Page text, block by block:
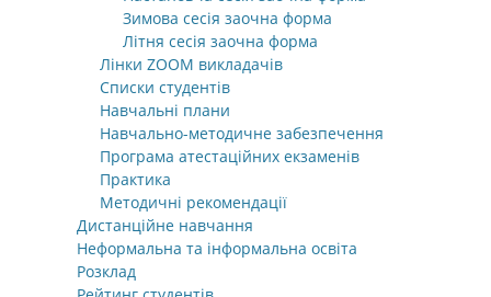
Зимова сесія заочна форма
Літня сесія заочна форма
Лінки ZOOM викладачів
Списки студентів
Навчальні плани
Навчально-методичне забезпечення
Програма атестаційних екзаменів
Практика
Методичні рекомендації
Дистанційне навчання
Неформальна та інформальна освіта
Розклад